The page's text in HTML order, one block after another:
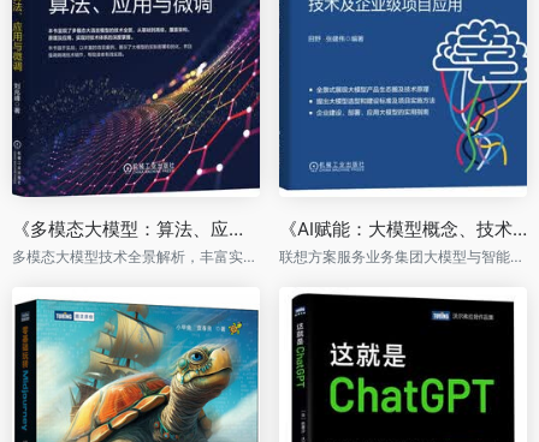
《多模态大模型：算法、应用与微调》
多模态大模型技术全景解析，丰富实战案例助你掌握部署、微调和优化
《AI赋能：大模型概念、技术及企业级项目应用》
联想方案服务业务集团大模型与智能体项目实践经验总结，详解大模型三种建设路径及六类应用模式